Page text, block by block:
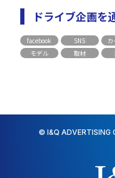
ドライブ企画を
facebook SNS カ
モデル
取材
© I&Q ADVERTISING